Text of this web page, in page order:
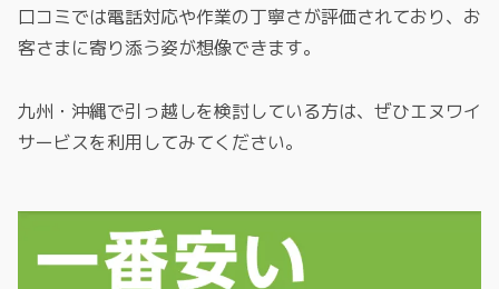
口コミでは電話対応や作業の丁寧さが評価されており、お
客さまに寄り添う姿が想像できます。
九州・沖縄で引っ越しを検討している方は、ぜひエヌワイ
サービスを利用してみてください。